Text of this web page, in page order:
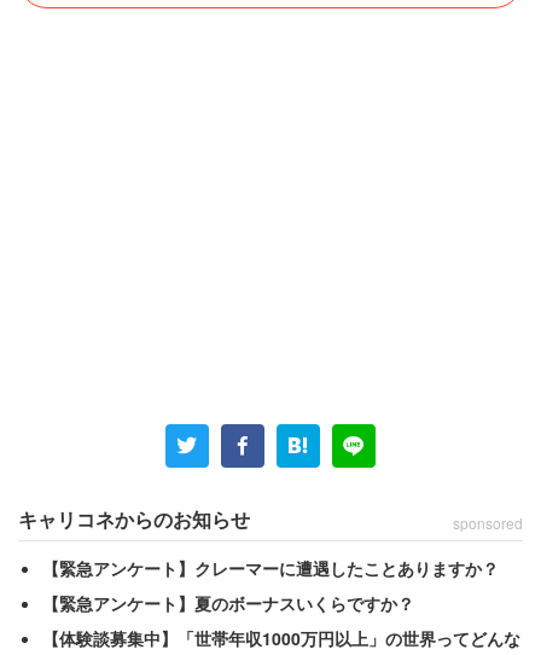
物はあるさ」と声をかけただけでした。「なぜ怒らないの
「怒っても問題の解決にはならない。それよりも大
事なのは失敗を乗り越える事だ」
キャリコネからのお知らせ sponsored
【緊急アンケート】クレーマーに遭遇したことありますか？
【緊急アンケート】夏のボーナスいくらですか？
【体験談募集中】「世帯年収1000万円以上」の世界ってどんな